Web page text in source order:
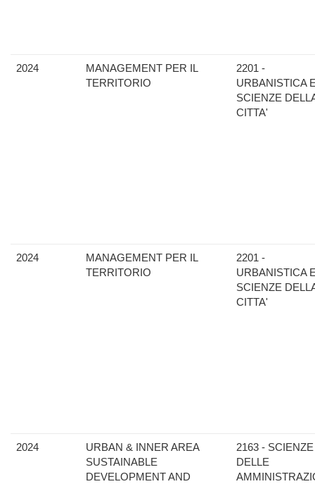
2024
MANAGEMENT PER IL
TERRITORIO
2201 -
URBANISTICA
SCIENZE
CITTA'
2024
MANAGEMENT PER IL
TERRITORIO
2201 -
URBANISTICA
SCIENZE
CITTA'
2024
URBAN & INNER AREA
SUSTAINABLE
DEVELOPMENT AND
2163 - SCIENZE
DELLE